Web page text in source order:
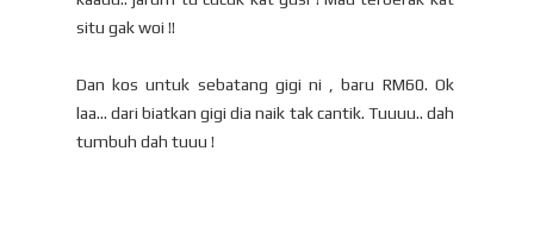
situ gak woi !!
Dan kos untuk sebatang gigi ni , baru RM60. Ok
laa... dari biatkan gigi dia naik tak cantik. Tuuuu.. dah
tumbuh dah tuuu !